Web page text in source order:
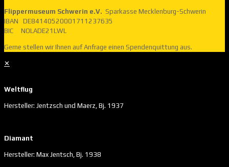
Flippermuseum Schwerin e.V. Sparkasse Mecklenburg-Schwerin
IBAN DE84140520001711237635
BIC NOLADE21LWL
Gerne stellen wir Ihnen auf Anfrage einen Spendenquittung aus.
✕
Weltflug
Hersteller: Jentzsch und Maerz, Bj. 1937
Diamant
Hersteller: Max Jentsch, Bj. 1938